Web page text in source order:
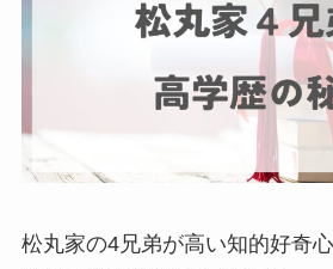
松丸家の4兄弟が高い知的好奇